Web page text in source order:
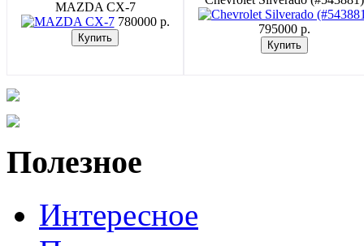
MAZDA CX-7
780000 p.
795000 p.
Полезное
Интересное